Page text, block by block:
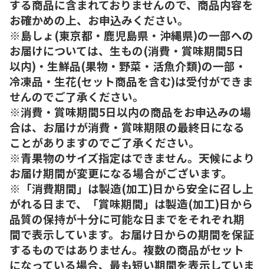
する商品に含まれておりませんので、商品内容を
お確かめの上、お申込みください。
※島しょ(東京都・鹿児島県・沖縄県)の一部への
お届けについては、生もの(消費・賞味期間5日
以内)・生鮮品(果物・野菜・活魚介類)の一部・
冷凍品・生花(セット商品を含む)は受付ができま
せんのでご了承ください。
※消費・賞味期間5日以内の商品をお申込みの場
合は、お届けが消費・賞味期限の最終日になる
ことがありますのでご了承ください。
※青果物のサイズ指定はできません。天候により
お届け期間が変更になる場合がございます。
※「消費期間」は製造(加工)日から安全に召し上
がれる日まで、「賞味期間」は製造(加工)日から
品質の保持が十分に可能な日までをそれぞれ期
間で表示しています。お届け日からの期間を保証
するものではありません。複数の商品がセット
になっている場合、最も短い期間を表示していま